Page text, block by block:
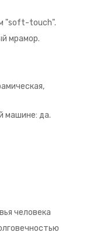
"soft-touch".
мрамор.
машине: да.
человека